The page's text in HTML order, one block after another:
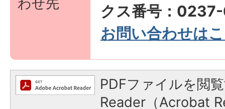
クス番号：
お問い合わせは
PDFファイルを閲
Reader（Acrobat